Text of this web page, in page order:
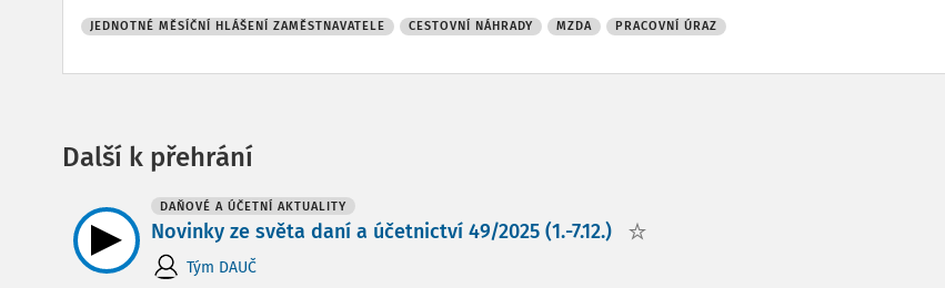
JEDNOTNÉ MĚSÍČNÍ HLÁŠENÍ ZAMĚSTNAVATELE CESTOVNÍ NÁHRADY MZDA PRACOVNÍ ÚRAZ
Další k přehrání
DAŇOVÉ A ÚČETNÍ AKTUALITY
Novinky ze světa daní a účetnictví 49/2025 (1.-7.12.)
Tým DAUČ